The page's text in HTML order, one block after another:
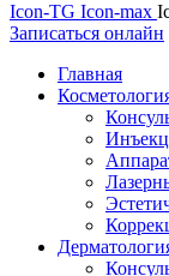
Icon-TG Icon-max
Записаться онлайн
Главная